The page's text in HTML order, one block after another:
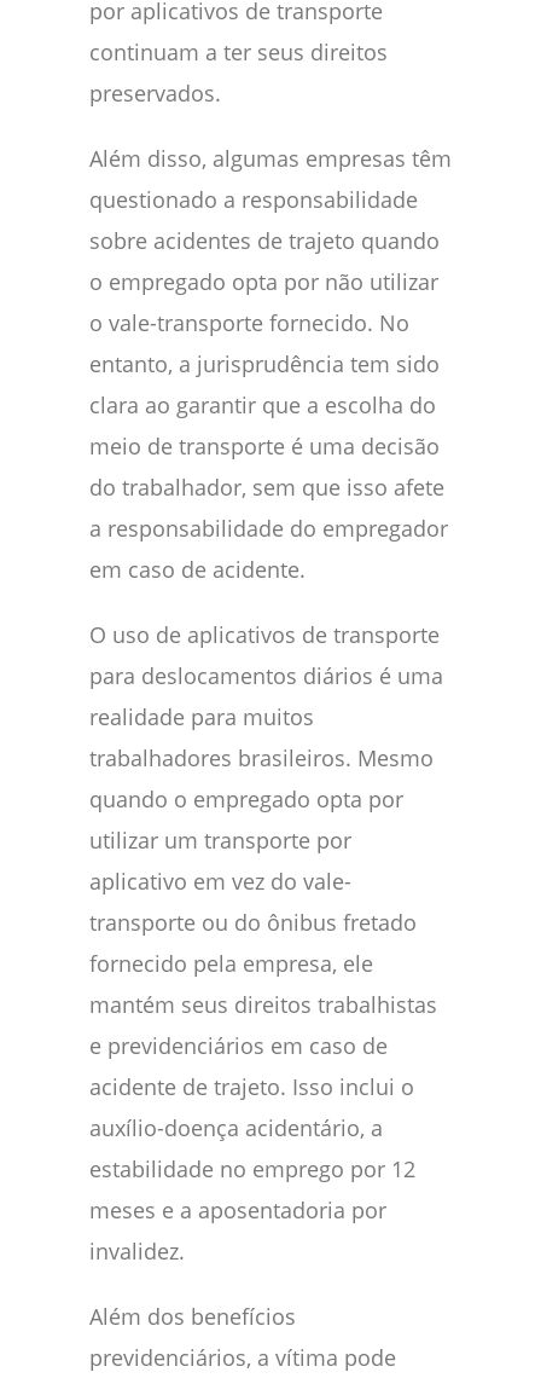
por aplicativos de transporte
continuam a ter seus direitos
preservados.
Além disso, algumas empresas têm
questionado a responsabilidade
sobre acidentes de trajeto quando
o empregado opta por não utilizar
o vale-transporte fornecido. No
entanto, a jurisprudência tem sido
clara ao garantir que a escolha do
meio de transporte é uma decisão
do trabalhador, sem que isso afete
a responsabilidade do empregador
em caso de acidente.
O uso de aplicativos de transporte
para deslocamentos diários é uma
realidade para muitos
trabalhadores brasileiros. Mesmo
quando o empregado opta por
utilizar um transporte por
aplicativo em vez do vale-
transporte ou do ônibus fretado
fornecido pela empresa, ele
mantém seus direitos trabalhistas
e previdenciários em caso de
acidente de trajeto. Isso inclui o
auxílio-doença acidentário, a
estabilidade no emprego por 12
meses e a aposentadoria por
invalidez.
Além dos benefícios
previdenciários, a vítima pode